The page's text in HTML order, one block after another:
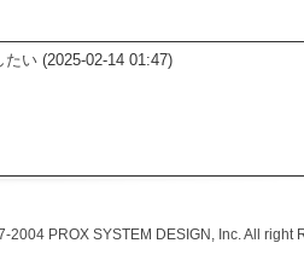
たい(2025-02-14 01:47)
PROX SYSTEM DESIGN, Inc. All right